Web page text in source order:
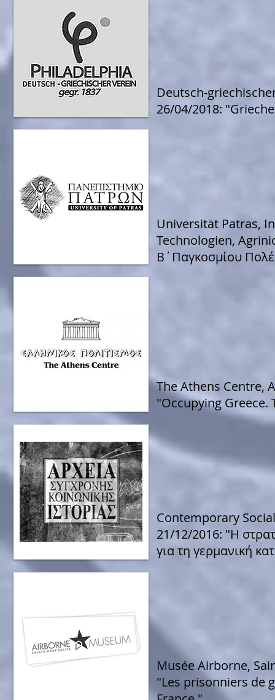
Deutsch-
26/04/2018:
Universität Patras,
Technologien,
Β΄Παγκοσμίου
The Athens Centre,
"Occupying Greece.
Contemporary
21/12/2016: "Η
για τη γερμανική
Musée Airborne,
"Les prisonniers de